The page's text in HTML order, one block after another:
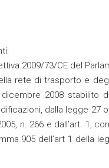
2009/73/CE del
rete di trasporto e
2008 stabilito
dalla legge 27
n. 266 e dall’art. 1,
905 dell’art 1 della